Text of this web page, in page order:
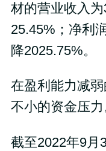
材的营业收入
25.45%；净利
降2025.75%。
在盈利能力减
不小的资金压力
截至2022年9月